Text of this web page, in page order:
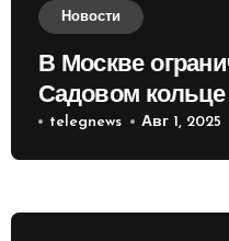
Новости
В Москве
Садовом кольце
telegnews Авг 1, 2025